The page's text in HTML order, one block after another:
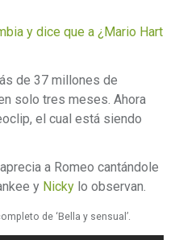
y dice que a ¿Mario Hart
de 37 millones de
solo tres meses. Ahora
el cual está siendo
a Romeo cantándole
y Nicky lo observan.
de ‘Bella y sensual’.